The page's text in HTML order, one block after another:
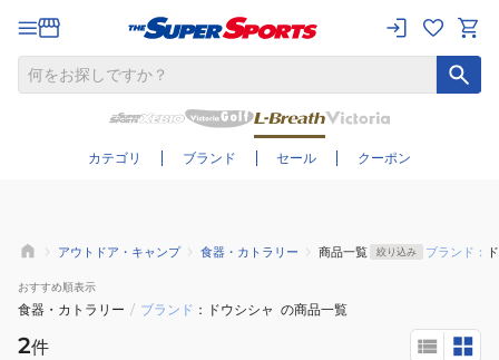
カテゴリ ブランド セール クーポン
さらに絞り込む
アウトドア・キャンプ 食器・カトラリー 商品一覧 絞り込み ブランド：
おすすめ順表示
食器・カトラリー / ブランド ドウシシャ の商品一覧
2件